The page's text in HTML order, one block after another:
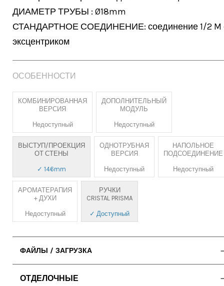
ДИАМЕТР ТРУБЫ : Ø18mm
СТАНДАРТНОЕ СОЕДИНЕНИЕ: соединение 1/2 M
ОСОБЕННОСТИ
КОМБИНИРОВАННАЯ
ВЕРСИЯ
Недоступный
ДОПОЛНИТЕЛЬНЫЙ
МОДУЛЬ
Недоступный
ВЫСТУП/ПРОЕКЦИЯ
ОТ СТЕНЫ
✓ 146mm
ОДНОТРУБНАЯ
ВЕРСИЯ
Недоступный
НАПОЛЬНОЕ
ПОДСОЕДИНЕНИЕ
Недоступный
АРОМАТЕРАПИЯ
+ ДУХИ
Недоступный
РУЧКИ
CRISTAL PRISMA
✓ Доступный
ФАЙЛЫ / ЗАГРУЗКА
• ИНСТРУКЦИЯ ПО ЭКСПЛУАТАЦИИ
ОТДЕЛОЧНЫЕ